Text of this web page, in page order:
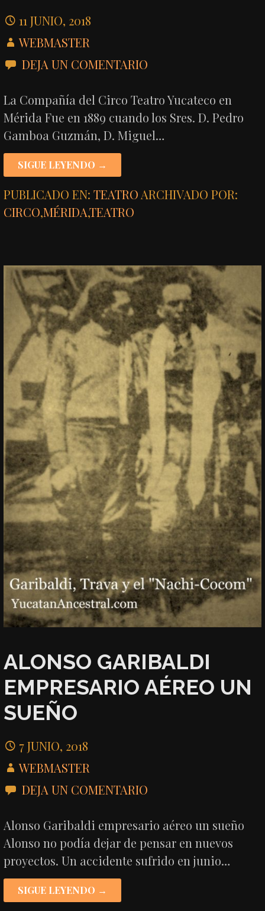
11 JUNIO, 2018
WEBMASTER
DEJA UN COMENTARIO
La Compañía del Circo Teatro Yucateco en
Mérida Fue en 1889 cuando los Sres. D. Pedro
Gamboa Guzmán, D. Miguel…
SIGUE LEYENDO →
PUBLICADO EN:TEATRO ARCHIVADO POR:
CIRCO,MÉRIDA,TEATRO
ALONSO GARIBALDI
EMPRESARIO AÉREO UN
SUEÑO
7 JUNIO, 2018
WEBMASTER
DEJA UN COMENTARIO
Alonso Garibaldi empresario aéreo un sueño
Alonso no podía dejar de pensar en nuevos
proyectos. Un accidente sufrido en junio…
SIGUE LEYENDO →